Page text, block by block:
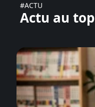
#ACTU
Actu au top